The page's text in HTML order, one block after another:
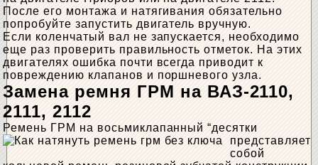
После его монтажа и натягивания обязательно
попробуйте запустить двигатель вручную.
Если коленчатый вал не запускается, необходимо
еще раз проверить правильность отметок. На этих
двигателях ошибка почти всегда приводит к
повреждению клапанов и поршневого узла.
Замена ремня ГРМ на ВАЗ-2110,
2111, 2112
Ремень ГРМ на восьмиклапанный “десятки
представляет
собой